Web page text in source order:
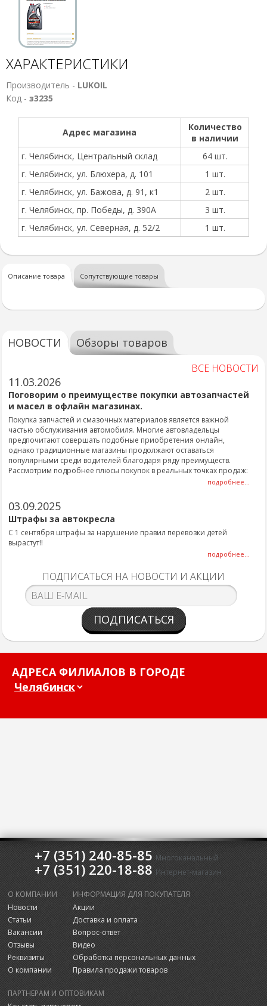
ХАРАКТЕРИСТИКИ
Производитель - LUKOIL
Код - з3235
Адрес магазина
Количество
в наличии
г. Челябинск, Центральный склад
64 шт.
г. Челябинск, ул. Блюхера, д. 101
1 шт.
г. Челябинск, ул. Бажова, д. 91, к1
2 шт.
г. Челябинск, пр. Победы, д. 390А
3 шт.
г. Челябинск, ул. Северная, д. 52/2
1 шт.
Описание товара Сопутствующие товары
НОВОСТИ Обзоры товаров
ВСЕ НОВОСТИ
11.03.2026
Поговорим о преимуществе покупки автозапчастей
и масел в офлайн магазинах.
Покупка запчастей и смазочных материалов является важной
частью обслуживания автомобиля. Многие автовладельцы
предпочитают совершать подобные приобретения онлайн,
однако традиционные магазины продолжают оставаться
популярными среди водителей благодаря ряду преимуществ.
Рассмотрим подробнее плюсы покупок в реальных точках продаж:
подробнее...
03.09.2025
Штрафы за автокресла
С 1 сентября штрафы за нарушение правил перевозки детей
вырастут!!
подробнее...
ПОДПИСАТЬСЯ НА НОВОСТИ И АКЦИИ
ПОДПИСАТЬСЯ
АДРЕСА ФИЛИАЛОВ В ГОРОДЕ
+7 (351) 240-85-85 Многоканальный
+7 (351) 220-18-88 Интернет-магазин
О КОМПАНИИ
Новости
Статьи
Вакансии
Отзывы
Реквизиты
О компании
ИНФОРМАЦИЯ ДЛЯ ПОКУПАТЕЛЯ
Акции
Доставка и оплата
Вопрос-ответ
Видео
Обработка персональных данных
Правила продажи товаров
ПАРТНЕРАМ И ОПТОВИКАМ